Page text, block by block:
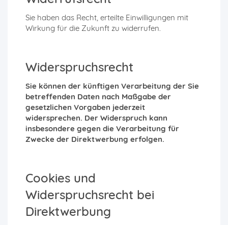
Sie haben das Recht, erteilte Einwilligungen mit
Wirkung für die Zukunft zu widerrufen.
Widerspruchsrecht
Sie können der künftigen Verarbeitung der Sie
betreffenden Daten nach Maßgabe der
gesetzlichen Vorgaben jederzeit
widersprechen. Der Widerspruch kann
insbesondere gegen die Verarbeitung für
Zwecke der Direktwerbung erfolgen.
Cookies und
Widerspruchsrecht bei
Direktwerbung